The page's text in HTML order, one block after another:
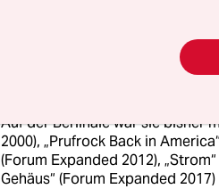
an der Lahn und war
Mal-seh’n-Kino in Frankfurt am
Auf der Berlinale war sie bisher
2000), „Prufrock Back in
(Forum Expanded 2012),
Gehäus“ (Forum Expanded